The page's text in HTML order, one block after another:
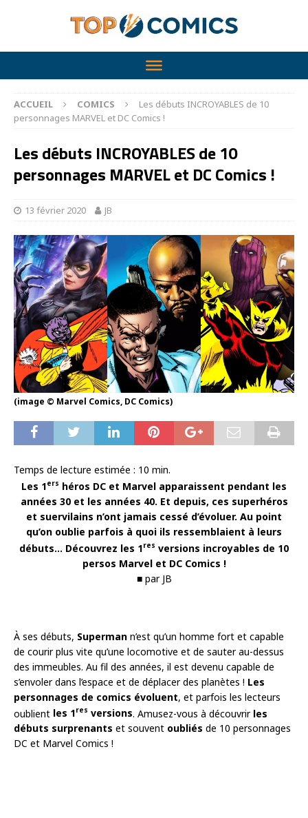
ACCUEIL COMICS
Les débuts INCROYABLES de 10
personnages MARVEL et DC Comics !
Les débuts INCROYABLES de 10
personnages MARVEL et DC Comics !
13 février 2020 JB
(image © Marvel Comics, DC Comics)
Temps de lecture estimée : 10 min.
Les 1ers héros DC et Marvel apparaissent pendant les
années 30 et les années 40. Et depuis, ces superhéros
et suervilains n’ont jamais cessé d’évoluer. Au point
qu’on oublie parfois à quoi ils ressemblaient à leurs
débuts… Découvrez les 1res versions incroyables de 10
persos Marvel et DC Comics !
■ par JB
À ses débuts, Superman n’est qu’un homme fort et capable
de courir plus vite qu’une locomotive et de sauter au-dessus
des immeubles. Au fil des années, il est devenu capable de
s’envoler dans l’espace et de déplacer des planètes ! Les
personnages de comics évoluent, et parfois les lecteurs
oublient les 1res versions. Amusez-vous à découvrir les
débuts surprenants et souvent oubliés de 10 personnages
DC et Marvel Comics !